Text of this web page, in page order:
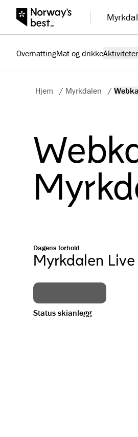
OvernattingMat og drikkeAktiviteter
Hjem / Myrkdalen /
Dagens forhold
Myrkdalen Live
Status skianlegg